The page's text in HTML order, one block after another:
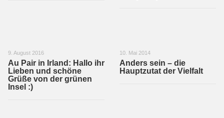
9. August 2016
Au Pair in Irland: Hallo ihr
Lieben und schöne
Grüße von der grünen
Insel :)
10. Mai 2014
Anders sein – die
Hauptzutat der Vielfalt